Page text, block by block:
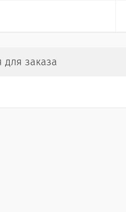
заказа